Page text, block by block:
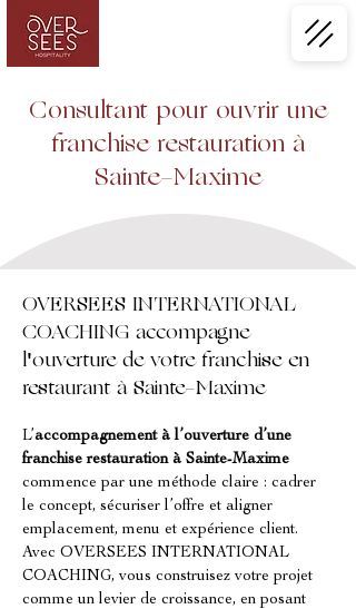
Consultant pour ouvrir une
franchise restauration à
Sainte-Maxime
OVERSEES INTERNATIONAL
COACHING accompagne
l'ouverture de votre franchise en
restaurant à Sainte-Maxime
L’accompagnement à l’ouverture d’une
franchise restauration à Sainte-Maxime
commence par une méthode claire : cadrer
le concept, sécuriser l’offre et aligner
emplacement, menu et expérience client.
Avec OVERSEES INTERNATIONAL
COACHING, vous construisez votre projet
comme un levier de croissance, en posant